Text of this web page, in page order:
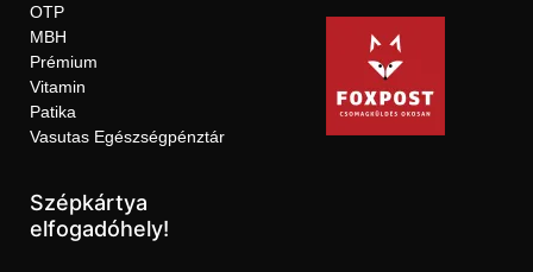
OTP
MBH
Prémium
Vitamin
Patika
Vasutas Egészségpénztár
Szépkártya
elfogadóhely!